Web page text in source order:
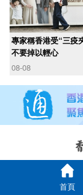
專家稱香港受“三疫夾擊”
不要掉以輕心
08-08
首頁